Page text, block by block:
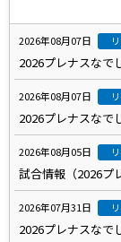
2026年08月07日
2026プレナスなで
2026年08月07日
2026プレナスなで
2026年08月05日
試合情報（2026プ
2026年07月31日
2026プレナスなで